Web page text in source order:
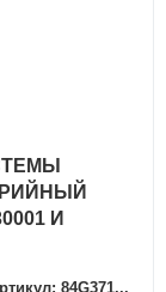
И
84G371...